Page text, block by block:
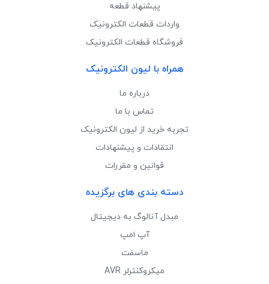
پیشنهاد قطعه
واردات قطعات الکترونیک
فروشگاه قطعات الکترونیک
همراه با لیون الکترونیک
درباره ما
تماس با ما
تجربه خرید از لیون الکترونیک
انتقادات و پیشنهادات
قوانین و مقررات
دسته بندی های برگزیده
مبدل آنالوگ به دیجیتال
آپ امپ
ماسفت
میکروکنترلر AVR